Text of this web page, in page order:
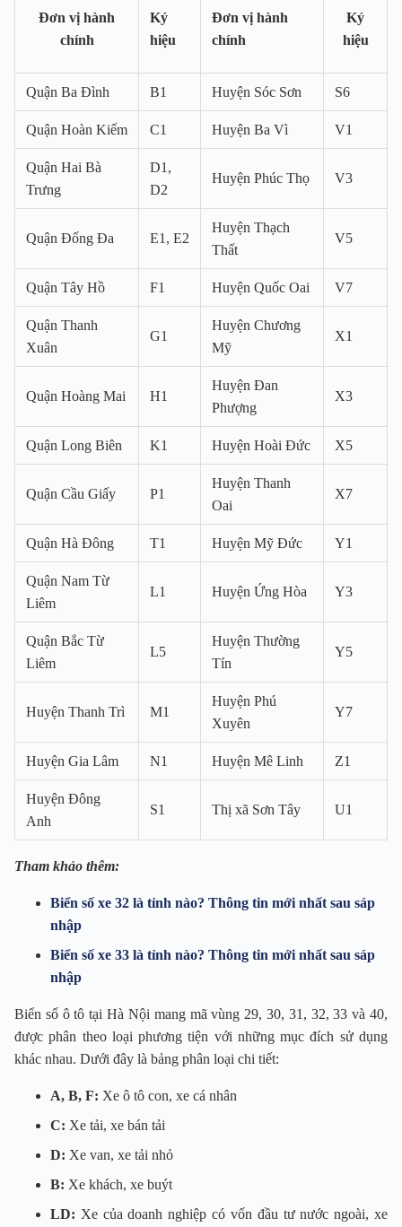
Đơn vị hành
chính
Ký
hiệu
Đơn vị hành
chính
Ký
hiệu
Quận Ba Đình B1 Huyện Sóc Sơn S6
Quận Hoàn Kiếm C1 Huyện Ba Vì V1
Quận Hai Bà
Trưng
D1,
D2
Huyện Phúc Thọ V3
Quận Đống Đa E1, E2
Huyện Thạch
Thất
V5
Quận Tây Hồ F1 Huyện Quốc Oai V7
Quận Thanh
Xuân
G1
Huyện Chương
Mỹ
X1
Quận Hoàng Mai H1
Huyện Đan
Phượng
X3
Quận Long Biên K1 Huyện Hoài Đức X5
Quận Cầu Giấy P1
Huyện Thanh
Oai
X7
Quận Hà Đông T1 Huyện Mỹ Đức Y1
Quận Nam Từ
Liêm
L1 Huyện Ứng Hòa Y3
Quận Bắc Từ
Liêm
L5
Huyện Thường
Tín
Y5
Huyện Thanh Trì M1
Huyện Phú
Xuyên
Y7
Huyện Gia Lâm N1 Huyện Mê Linh Z1
Huyện Đông
Anh
S1 Thị xã Sơn Tây U1
Tham khảo thêm:
Biển số xe 32 là tỉnh nào? Thông tin mới nhất sau sáp
nhập
Biển số xe 33 là tỉnh nào? Thông tin mới nhất sau sáp
nhập
Biển số ô tô tại Hà Nội mang mã vùng 29, 30, 31, 32, 33 và 40,
được phân theo loại phương tiện với những mục đích sử dụng
khác nhau. Dưới đây là bảng phân loại chi tiết:
A, B, F: Xe ô tô con, xe cá nhân
C: Xe tải, xe bán tải
D: Xe van, xe tải nhỏ
B: Xe khách, xe buýt
LD: Xe của doanh nghiệp có vốn đầu tư nước ngoài, xe